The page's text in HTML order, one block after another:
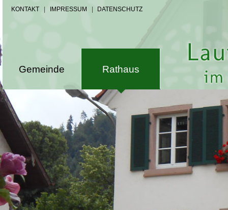
KONTAKT IMPRESSUM DATENSCHUTZ
Gemeinde Rathaus